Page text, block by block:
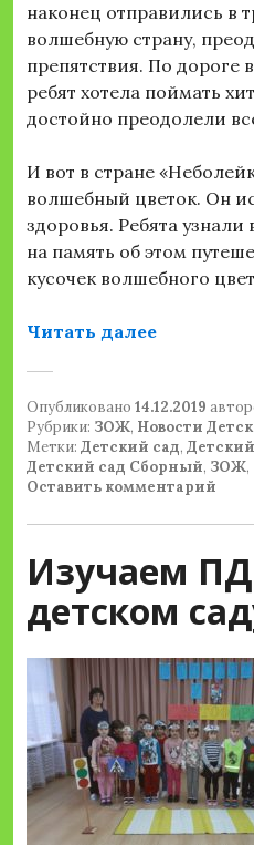
наконец отправились в
волшебную страну,
препятствия. По дороге
ребят хотела поймать
достойно преодолели
И вот в стране
волшебный цветок. Он
здоровья. Ребята узнали
на память об этом
кусочек волшебного
Читать далее
Опубликовано 14.12.2019
Рубрики: ЗОЖ, Новости
Метки: Детский сад,
Детский сад Сборный, ЗОЖ,
Оставить комментарий
Изучаем
детском